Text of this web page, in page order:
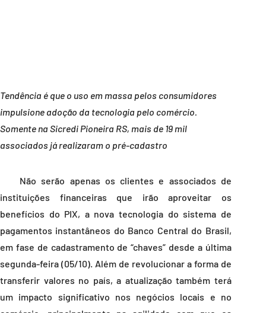
Tendência é que o uso em massa pelos consumidores
impulsione adoção da tecnologia pelo comércio.
Somente na Sicredi Pioneira RS, mais de 19 mil
associados já realizaram o pré-cadastro
Não serão apenas os clientes e associados de
instituições financeiras que irão aproveitar os
benefícios do PIX, a nova tecnologia do sistema de
pagamentos instantâneos do Banco Central do Brasil,
em fase de cadastramento de “chaves” desde a última
segunda-feira (05/10). Além de revolucionar a forma de
transferir valores no país, a atualização também terá
um impacto significativo nos negócios locais e no